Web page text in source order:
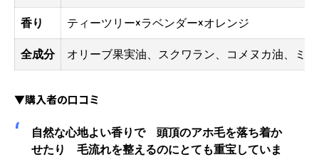
香り ティーツリー×ラベンダー×オレンジ
全成分 オリーブ果実油、スクワラン、コメヌカ油、ミ
▼購入者の口コミ
自然な心地よい香りで 頭頂のアホ毛を落ち着か
せたり 毛流れを整えるのにとても重宝していま